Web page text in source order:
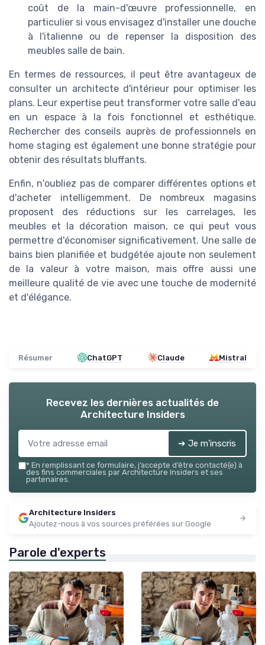
coût de la main-d'œuvre professionnelle, en
particulier si vous envisagez d'installer une douche
à l'italienne ou de repenser la disposition des
meubles salle de bain.
En termes de ressources, il peut être avantageux de
consulter un architecte d'intérieur pour optimiser les
plans. Leur expertise peut transformer votre salle d'eau
en un espace à la fois fonctionnel et esthétique.
Rechercher des conseils auprès de professionnels en
home staging est également une bonne stratégie pour
obtenir des résultats bluffants.
Enfin, n'oubliez pas de comparer différentes options et
d'acheter intelligemment. De nombreux magasins
proposent des réductions sur les carrelages, les
meubles et la décoration maison, ce qui peut vous
permettre d'économiser significativement. Une salle de
bains bien planifiée et budgétée ajoute non seulement
de la valeur à votre maison, mais offre aussi une
meilleure qualité de vie avec une touche de modernité
et d'élégance.
Résumer ChatGPT Claude Mistral
Recevez les dernières actualités de
Architecture Insiders
➔ Je m'inscris
* En remplissant ce formulaire, j’accepte d’être contacté(e) à
des fins commerciales par Architecture Insiders et ses
partenaires.
Architecture Insiders
Ajoutez-nous à vos sources préférées sur Google
Parole d'experts